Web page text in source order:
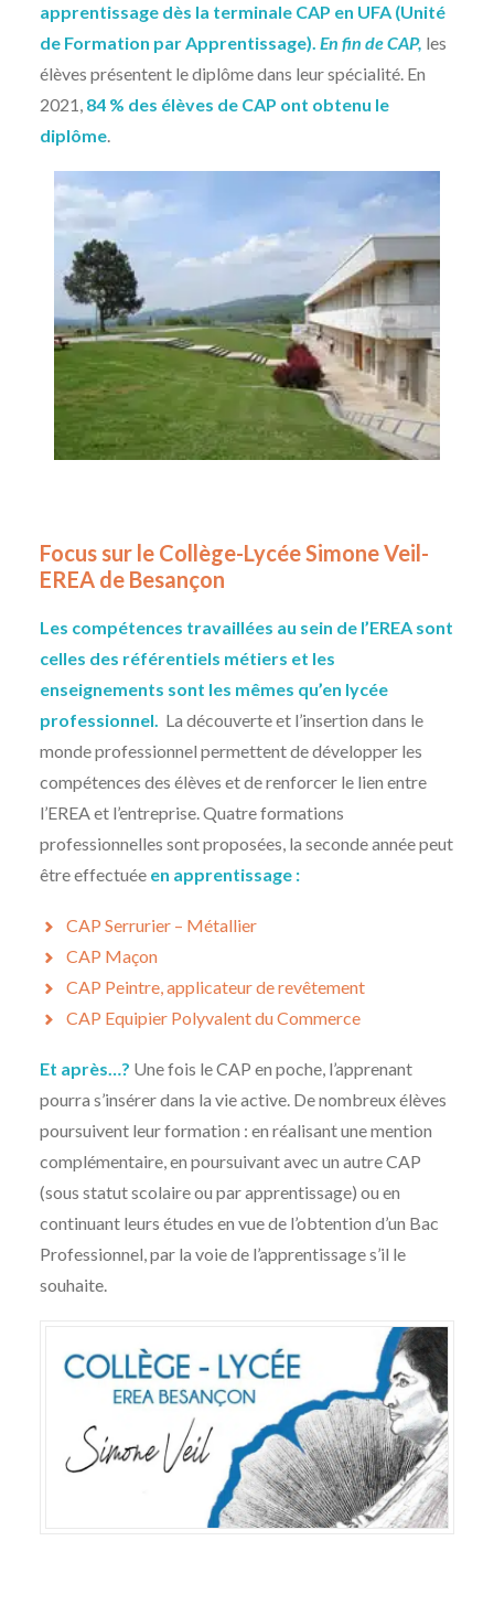
apprentissage dès la terminale CAP en UFA (Unité
de Formation par Apprentissage). En fin de CAP, les
élèves présentent le diplôme dans leur spécialité. En
2021, 84 % des élèves de CAP ont obtenu le
diplôme.
Focus sur le Collège-Lycée Simone Veil-
EREA de Besançon
Les compétences travaillées au sein de l’EREA sont
celles des référentiels métiers et les
enseignements sont les mêmes qu’en lycée
professionnel. La découverte et l’insertion dans le
monde professionnel permettent de développer les
compétences des élèves et de renforcer le lien entre
l’EREA et l’entreprise. Quatre formations
professionnelles sont proposées, la seconde année peut
être effectuée en apprentissage :
CAP Serrurier – Métallier
CAP Maçon
CAP Peintre, applicateur de revêtement
CAP Equipier Polyvalent du Commerce
Et après…? Une fois le CAP en poche, l’apprenant
pourra s’insérer dans la vie active. De nombreux élèves
poursuivent leur formation : en réalisant une mention
complémentaire, en poursuivant avec un autre CAP
(sous statut scolaire ou par apprentissage) ou en
continuant leurs études en vue de l’obtention d’un Bac
Professionnel, par la voie de l’apprentissage s’il le
souhaite.